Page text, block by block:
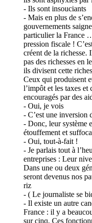
- Ils sont insouciants
- Mais en plus de
gouvernements
particulier la France
pression fiscale !
créent de la richesse.
pas des richesses en
ils divisent cette
Ceux qui produisent
l’impôt et les taxes
encouragés par des
- Oui, je vois
- C’est une inversion
- Donc, leur système
étouffement et
- Oui, tout-à-fait !
- Je parlais tout à
entreprises : Leur
Dans une ou deux
seront devenus nos
riz
- ( Le journaliste se
- Il existe un autre
France : il y a
sur cinq. Ces